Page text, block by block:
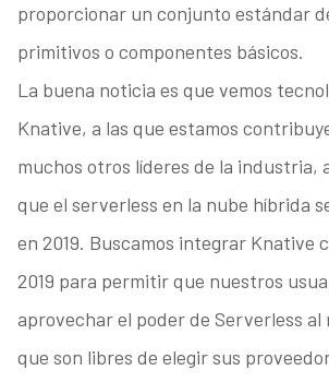
proporcionar un conjunto estándar
primitivos o componentes básicos.
La buena noticia es que vemos
Knative, a las que estamos
muchos otros líderes de la industria,
que el serverless en la nube híbrida
en 2019. Buscamos integrar Knative
2019 para permitir que nuestros
aprovechar el poder de Serverless al
que son libres de elegir sus